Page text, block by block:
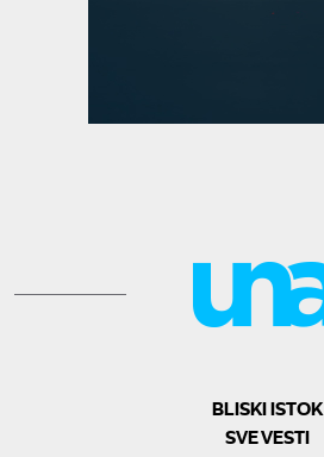
BLISKI ISTOK
SVE VESTI